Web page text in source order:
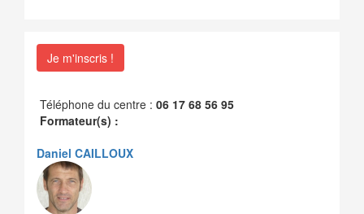
Je m'inscris !
Téléphone du centre : 06 17 68 56 95
Formateur(s) :
Daniel CAILLOUX